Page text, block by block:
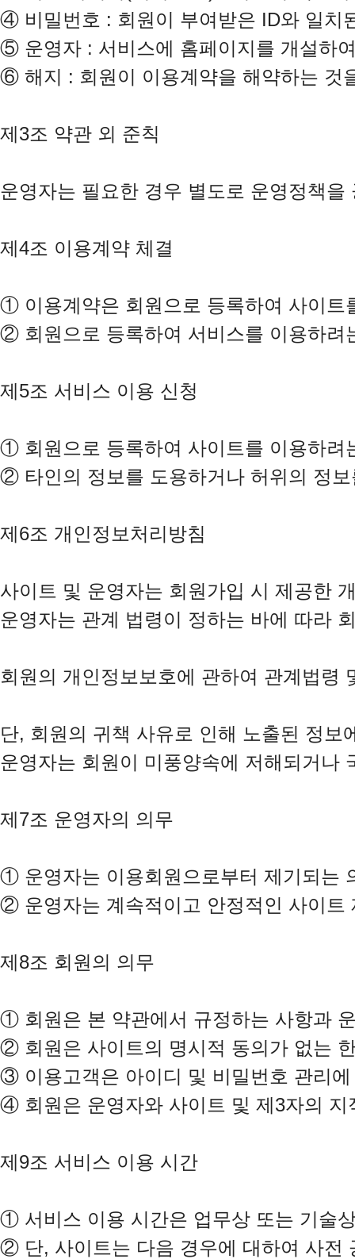
④
⑤
⑥ 해지 : 회원이 이용계약을 해약하는 것
제3조 약관 외 준칙
운영자는 필요한 경우 별도로 운영정책
제4조 이용계약 체결
①
② 회원으로 등록하여 서비스를 이용하
제5조 서비스 이용 신청
①
② 타인의 정보를 도용하거나 허위의 정
제6조 개인정보처리방침
사이트 및 운영자는 회원가입 시 제공한
운영자는 관계 법령이 정하는 바에 따라
회원의 개인정보보호에 관하여 관계법령
단, 회원의 귀책 사유로 인해 노출된 정
운영자는 회원이 미풍양속에 저해되거나
제7조 운영자의 의무
①
② 운영자는 계속적이고 안정적인 사이
제8조 회원의 의무
①
②
③
④ 회원은 운영자와 사이트 및 제3자의
제9조 서비스 이용 시간
①
② 단, 사이트는 다음 경우에 대하여 사